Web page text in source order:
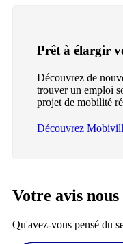
Prêt à élargir
Découvrez de
trouver un emploi
projet de mobilité
Découvrez
Votre avis nous
Qu'avez-vous pensé du